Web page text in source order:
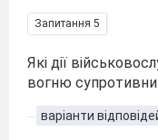
Запитання 5
Які дії
вогню
варіанти